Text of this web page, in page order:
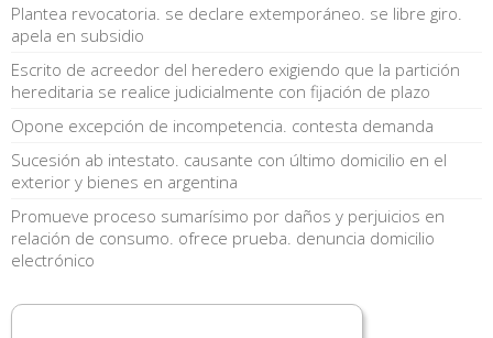
Plantea revocatoria. se declare extemporáneo. se libre giro.
apela en subsidio
Escrito de acreedor del heredero exigiendo que la partición
hereditaria se realice judicialmente con fijación de plazo
Opone excepción de incompetencia. contesta demanda
Sucesión ab intestato. causante con último domicilio en el
exterior y bienes en argentina
Promueve proceso sumarísimo por daños y perjuicios en
relación de consumo. ofrece prueba. denuncia domicilio
electrónico